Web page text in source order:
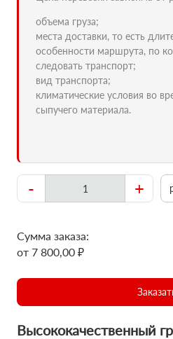
объема груза;
места доставки, то есть
особенности маршрута, по
следовать транспорт;
вид транспорта;
климатические условия во
сыпучего материала.
- +
Сумма заказа:
от 7 800,00 ₽
Высококачественный